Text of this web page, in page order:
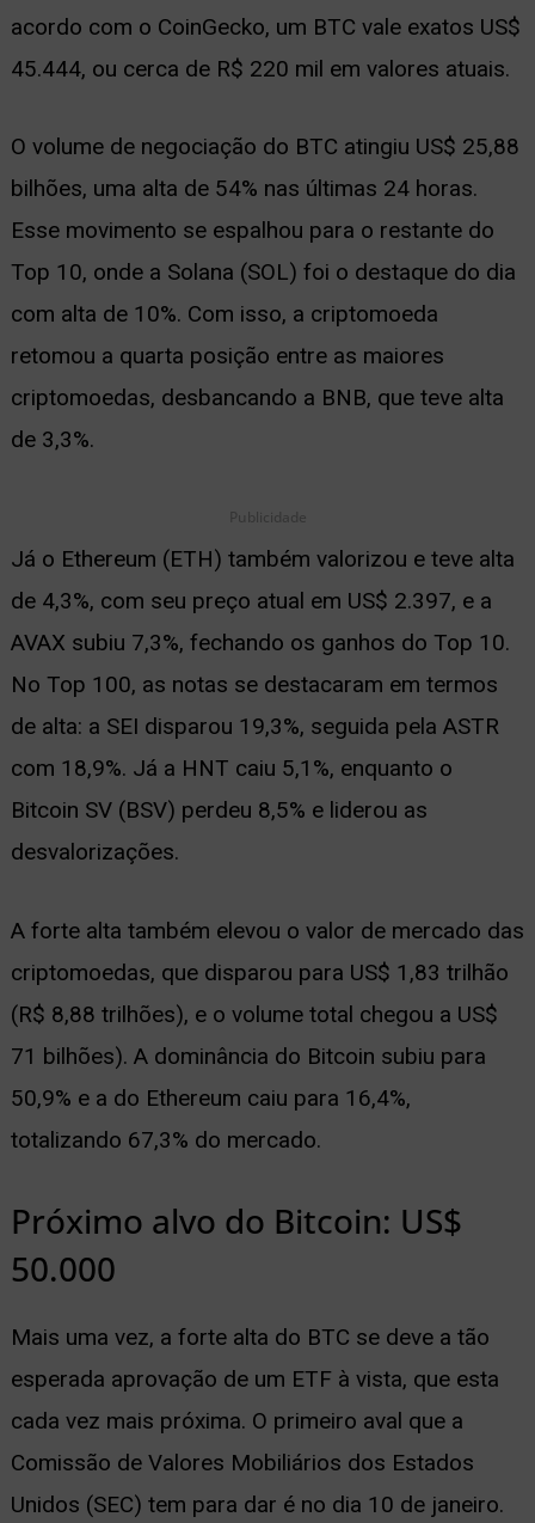
acordo com o CoinGecko, um BTC vale exatos US$
45.444, ou cerca de R$ 220 mil em valores atuais.
O volume de negociação do BTC atingiu US$ 25,88
bilhões, uma alta de 54% nas últimas 24 horas.
Esse movimento se espalhou para o restante do
Top 10, onde a Solana (SOL) foi o destaque do dia
com alta de 10%. Com isso, a criptomoeda
retomou a quarta posição entre as maiores
criptomoedas, desbancando a BNB, que teve alta
de 3,3%.
Publicidade
Já o Ethereum (ETH) também valorizou e teve alta
de 4,3%, com seu preço atual em US$ 2.397, e a
AVAX subiu 7,3%, fechando os ganhos do Top 10.
No Top 100, as notas se destacaram em termos
de alta: a SEI disparou 19,3%, seguida pela ASTR
com 18,9%. Já a HNT caiu 5,1%, enquanto o
Bitcoin SV (BSV) perdeu 8,5% e liderou as
desvalorizações.
A forte alta também elevou o valor de mercado das
criptomoedas, que disparou para US$ 1,83 trilhão
(R$ 8,88 trilhões), e o volume total chegou a US$
71 bilhões). A dominância do Bitcoin subiu para
50,9% e a do Ethereum caiu para 16,4%,
totalizando 67,3% do mercado.
Próximo alvo do Bitcoin: US$
50.000
Mais uma vez, a forte alta do BTC se deve a tão
esperada aprovação de um ETF à vista, que esta
cada vez mais próxima. O primeiro aval que a
Comissão de Valores Mobiliários dos Estados
Unidos (SEC) tem para dar é no dia 10 de janeiro.